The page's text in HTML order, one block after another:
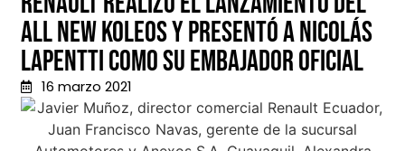
All New Koleos y presentó a Nicolás
Lapentti como su embajador oficial
16 marzo 2021